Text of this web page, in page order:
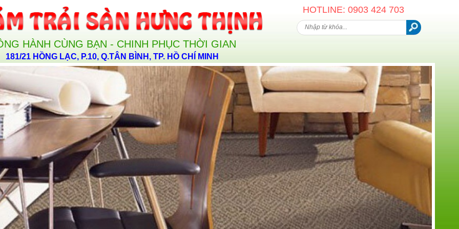
HÀNH CÙNG BẠN - CHINH PHỤC THỜI GIAN
181/21 HỒNG LẠC, P.10, Q.TÂN BÌNH, TP. HỒ CHÍ MINH
HOTLINE: 0903 424 703